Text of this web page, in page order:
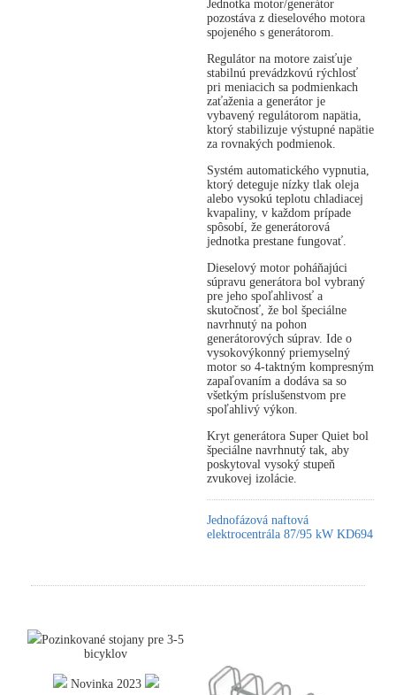
Jednotka motor/generátor
pozostáva z dieselového motora
spojeného s generátorom.
Regulátor na motore zaisťuje
stabilnú prevádzkovú rýchlosť
pri meniacich sa podmienkach
zaťaženia a generátor je
vybavený regulátorom napätia,
ktorý stabilizuje výstupné napätie
za rovnakých podmienok.
Systém automatického vypnutia,
ktorý deteguje nízky tlak oleja
alebo vysokú teplotu chladiacej
kvapaliny, v každom prípade
spôsobí, že generátorová
jednotka prestane fungovať.
Dieselový motor poháňajúci
súpravu generátora bol vybraný
pre jeho spoľahlivosť a
skutočnosť, že bol špeciálne
navrhnutý na pohon
generátorových súprav. Ide o
vysokovýkonný priemyselný
motor so 4-taktným kompresným
zapaľovaním a dodáva sa so
všetkým príslušenstvom pre
spoľahlivý výkon.
Kryt generátora Super Quiet bol
špeciálne navrhnutý tak, aby
poskytoval vysoký stupeň
zvukovej izolácie.
Jednofázová naftová
elektrocentrála 87/95 kW KD694
Pozinkované stojany pre 3-5
bicyklov
Novinka 2023